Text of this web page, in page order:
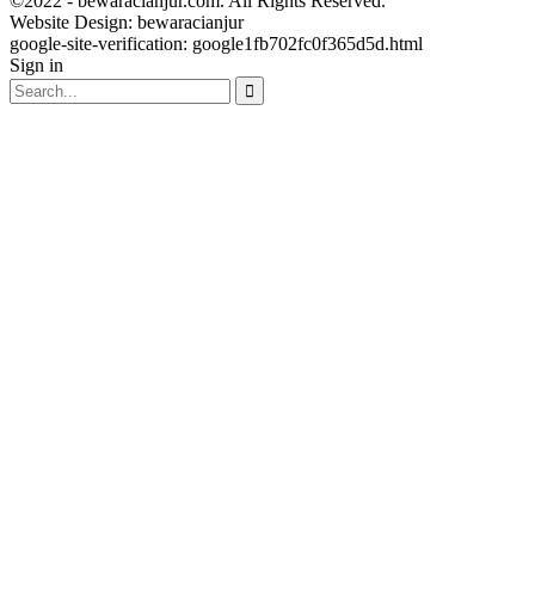
Website Design: bewaracianjur
google-site-verification: google1fb702fc0f365d5d.html
Sign in